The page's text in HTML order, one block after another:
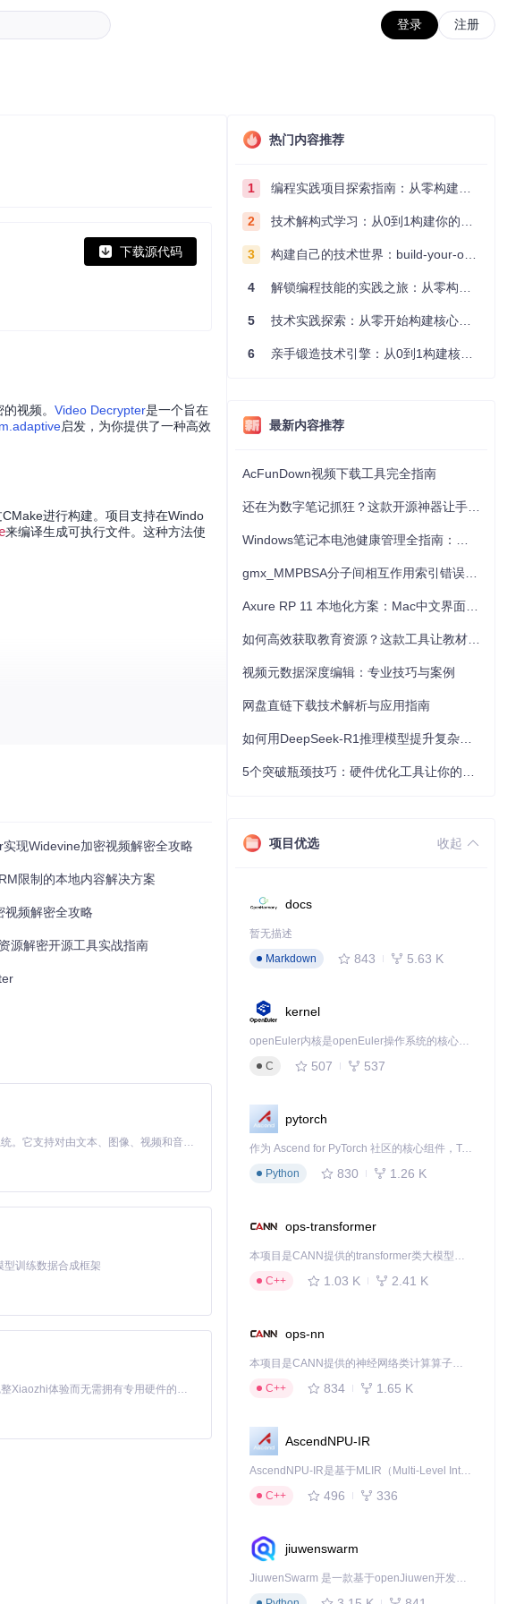
登录 注册
下载源代码
视频。 Video Decrypter是一个旨在
启发，为你提供了一种高效
进行构建。项目支持在Windo
来编译生成可执行文件。这种方法使
现Widevine加密视频解密全攻略
限制的本地内容解决方案
频解密全攻略
源解密开源工具实战指南
MiniMax H3 是一个通用的全模态生成系统。它支持对由文本、图像、视频和音频组成的多模态上下文进行统一理解，并能生成分辨率高达 2K、时长可达 15 秒的带原生立体声音频的视频。得益于面向任务泛化的系统设计，H3 在预训练阶段就已具备广泛的多模态上下文理解与生成能力，能够出色地执行复杂的多模态指令。
型训练数据合成框架
基于Python的Xiaozhi AI，适用于想要完整Xiaozhi体验而无需拥有专用硬件的用户。
热门内容推荐
1 编程实践项目探索指南：从零构建技术能力体系
2 技术解构式学习：从0到1构建你的编程知识体系
3 构建自己的技术世界：build-your-own-x项目的实践探索指南
4 解锁编程技能的实践之旅：从零构建你的技术世界
5 技术实践探索：从零开始构建核心系统的实践指南
6 亲手锻造技术引擎：从0到1构建核心系统的实践指南
最新内容推荐
AcFunDown视频下载工具完全指南
视频元数据深度编辑：专业技巧与案例
网盘直链下载技术解析与应用指南
项目优选 收起
docs
暂无描述
Markdown
843 5.63 K
kernel
openEuler内核是openEuler操作系统的核心，既是系统性能与稳定性的基石，也是连接处理器、设备与服务的桥梁。
C
507 537
pytorch
作为 Ascend for PyTorch 社区的核心组件，TorchNPU 是昇腾专为 PyTorch 打造的深度学习适配插件，使 PyTorch 框架能够直接调用昇腾 NPU，为开发者提供昇腾 AI 处理器的超强算力。
Python
830 1.26 K
ops-transformer
本项目是CANN提供的transformer类大模型算子库，实现网络在NPU上加速计算。
C++
1.03 K 2.41 K
ops-nn
本项目是CANN提供的神经网络类计算算子库，实现网络在NPU上加速计算。
C++
834 1.65 K
AscendNPU-IR
AscendNPU-IR是基于MLIR（Multi-Level Intermediate Representation）构建的，面向昇腾亲和算子编译时使用的中间表示，提供昇腾完备表达能力，通过编译优化提升昇腾AI处理器计算效率，支持通过生态框架使能昇腾AI处理器与深度调优
C++
496 336
jiuwenswarm
JiuwenSwarm 是一款基于openJiuwen开发的智能AI Agent，它能够将大语言模型的强大能力，通过你日常使用的各类通讯应用，直接延伸至你的指尖。